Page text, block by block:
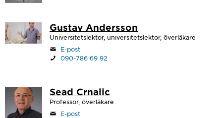
Gustav Andersson
Universitetslektor, universitetslektor, överläkare
E-post
090-786 69 92
Sead Crnalic
Professor, överläkare
E-post